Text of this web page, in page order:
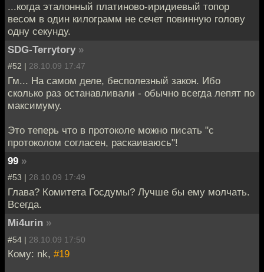
...когда эталонный платиново-иридиевый топор
весом в один килограмм не сечет повинную голову
одну секунду.
SDG-Terrytory »
#52 | 28.10.09 17:47
Гм... На самом деле, бесполезный закон. Ибо
сколько раз останавливали - обычно всегда лепят по
максимуму.
Это теперь что в протоколе можно писать "с
протоколом согласен, раскаиваюсь"!
99 »
#53 | 28.10.09 17:49
Глава? Комитета Госдумы? Лучше бы ему молчать.
Всегда.
Mi4urin »
#54 | 28.10.09 17:50
Кому: nk, #19